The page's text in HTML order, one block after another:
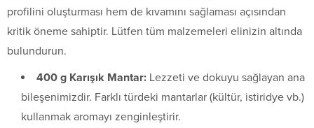
profilini oluşturması hem de kıvamını sağlaması açısından
kritik öneme sahiptir. Lütfen tüm malzemeleri elinizin altında
bulundurun.
400 g Karışık Mantar: Lezzeti ve dokuyu sağlayan ana
bileşenimizdir. Farklı türdeki mantarlar (kültür, istiridye vb.)
kullanmak aromayı zenginleştirir.